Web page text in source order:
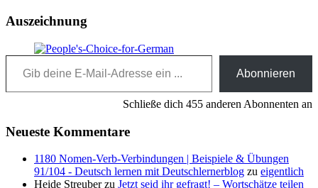
Auszeichnung
Gib deine E-Mail-Adresse ein ...
Abonnieren
Schließe dich 455 anderen Abonnenten an
Neueste Kommentare
1180 Nomen-Verb-Verbindungen | Beispiele & Übungen
91/104 - Deutsch lernen mit Deutschlernerblog zu eigentlich
Heide Streuberzu Jetzt seid ihr gefragt! – Wortschätze teilen